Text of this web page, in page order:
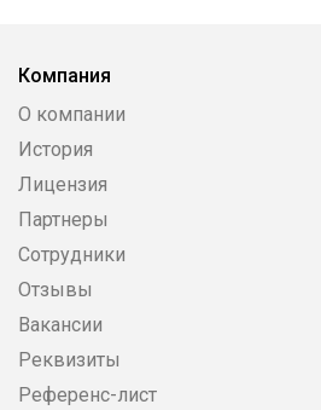
Компания
О компании
История
Лицензия
Партнеры
Сотрудники
Отзывы
Вакансии
Реквизиты
Референс-лист